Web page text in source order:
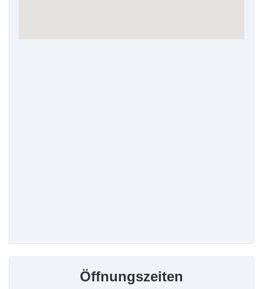
Öffnungszeiten